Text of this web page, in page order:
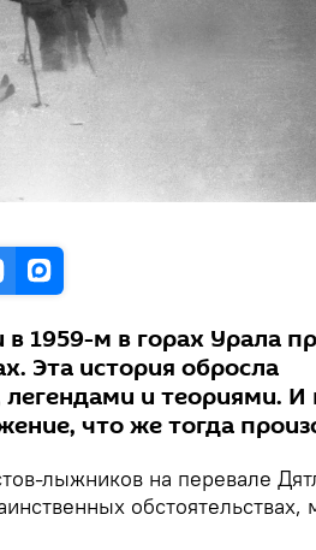
1959-м в горах Урала
Эта история обросла
и теориями. И
что же тогда
лыжников на перевале
обстоятельствах,